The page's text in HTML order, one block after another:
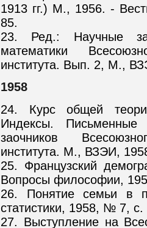
1913 гг.) М., 1956. -
85.
23. Ред.: Научные
математики
института. Вып. 2, М.,
1958
24. Курс общей
Индексы.
заочников
института. М., ВЗЭИ,
25. Французский
Вопросы философии,
26. Понятие семьи в
статистики, 1958, № 7, с.
27. Выступление на